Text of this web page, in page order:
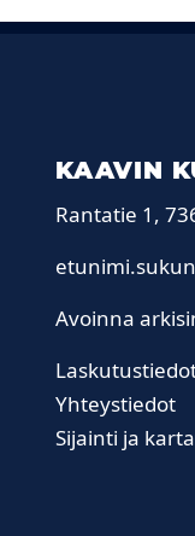
KAAVIN
Rantatie 1,
Avoinna
Yhteystiedot
Sijainti ja